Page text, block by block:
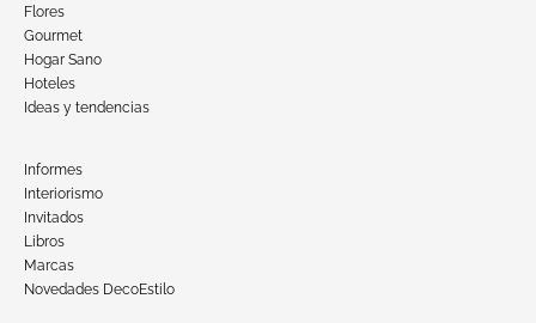
Flores
Gourmet
Hogar Sano
Hoteles
Ideas y tendencias
Informes
Interiorismo
Invitados
Libros
Marcas
Novedades DecoEstilo